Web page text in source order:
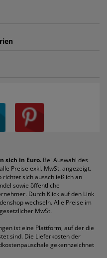
Radiergummis
Schnellhefter
Sichthüllen
Taschenrechner
Textmarker
Tintenroller
Tintenpatronen
Toilettenpapier
Toner
Versandmaterial
Versandtaschen
Pelikan
Schneider
Stabilo
sich in Euro. Bei Auswahl des
Preise exkl. MwSt. angezeigt.
richtet sich ausschließlich an
sowie öffentliche
Durch Klick auf den Link
wechseln. Alle Preise im
MwSt.
ist eine Plattform, auf der die
sind. Die Lieferkosten der
gekennzeichnet